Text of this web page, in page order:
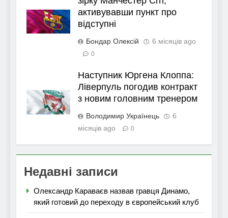
активувавши пункт про
відступні
Бондар Олексій 6 місяців ago
0
Наступник Юргена Клоппа:
Ліверпуль погодив контракт
з новим головним тренером
Володимир Українець
6
місяців ago
0
Недавні записи
Олександр Караваєв назвав гравця Динамо,
який готовий до переходу в європейський клуб